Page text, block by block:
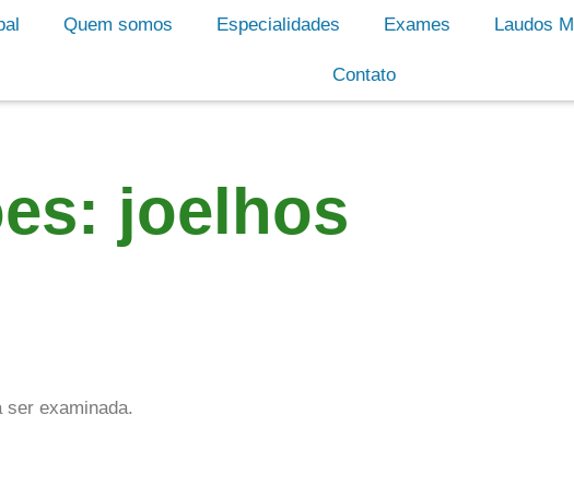
Quem somos Especialidades Exames Laudos
Contato
joelhos
ser examinada.